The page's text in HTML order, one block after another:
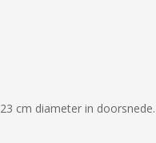
cm diameter in